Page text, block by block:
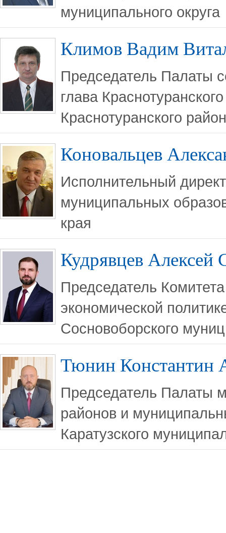
муниципального округа
Климов Вадим
Председатель Палаты
глава
Краснотуранского
Коновальцев
Исполнительный
муниципальных
края
Кудрявцев Алексей
Председатель
экономической
Сосновоборского
Тюнин Константин
Председатель Палаты
районов и
Каратузского